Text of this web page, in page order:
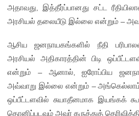
அதாவது, இத்தீர்ப்பானது சட்ட
அரசியல் தலையீடு இல்லை என்றும் – அவர்
ஆசிய ஜனநாயகங்களில் நீதி
அரசியல் அதிகாரத்தின் பிடி
என்றும் – ஆனால், ஐரோப்பிய
அவ்வாறு இல்லை என்றும் – அங்கெல்லாம்
ஒப்பீட்டளவில் சுயாதீனமாக இயங்கக்
தொனிப்படவும் அவர் கருத்துத்